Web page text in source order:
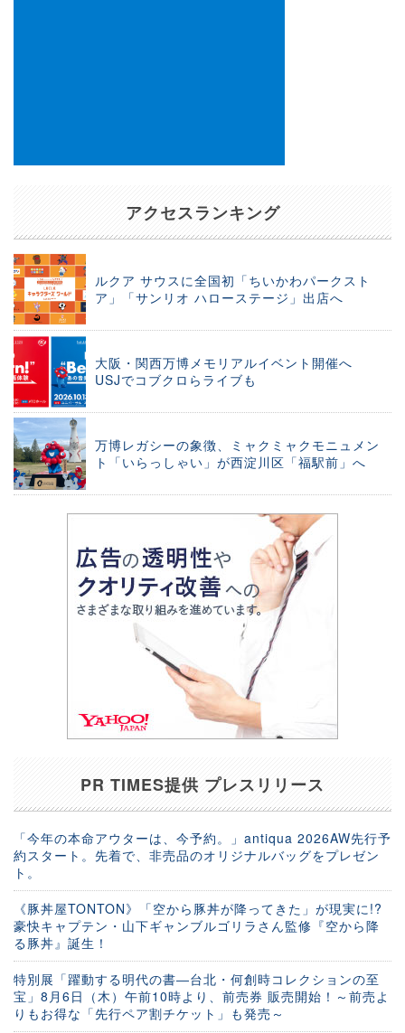
アクセスランキング
ルクア サウスに全国初「ちいかわパークスト
ア」「サンリオ ハローステージ」出店へ
大阪・関西万博メモリアルイベント開催へ
USJでコブクロらライブも
万博レガシーの象徴、ミャクミャクモニュメン
ト「いらっしゃい」が西淀川区「福駅前」へ
PR TIMES提供 プレスリリース
「今年の本命アウターは、今予約。」antiqua 2026AW先行予
約スタート。先着で、非売品のオリジナルバッグをプレゼン
ト。
《豚丼屋TONTON》「空から豚丼が降ってきた」が現実に!?
豪快キャプテン・山下ギャンブルゴリラさん監修『空から降
る豚丼』誕生！
特別展「躍動する明代の書―台北・何創時コレクションの至
宝」8月6日（木）午前10時より、前売券 販売開始！～前売よ
りもお得な「先行ペア割チケット」も発売～